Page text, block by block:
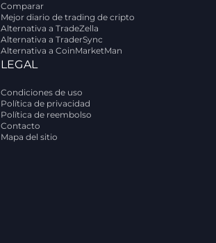
Comparar
Mejor diario de trading de cripto
Alternativa a TradeZella
Alternativa a TraderSync
Alternativa a CoinMarketMan
LEGAL
Condiciones de uso
Política de privacidad
Política de reembolso
Contacto
Mapa del sitio